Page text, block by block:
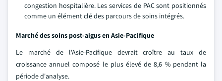
congestion hospitalière. Les services de PAC sont positionnés
comme un élément clé des parcours de soins intégrés.
Marché des soins post-aigus en Asie-Pacifique
Le marché de l'Asie-Pacifique devrait croître au taux de
croissance annuel composé le plus élevé de 8,6 % pendant la
période d'analyse.